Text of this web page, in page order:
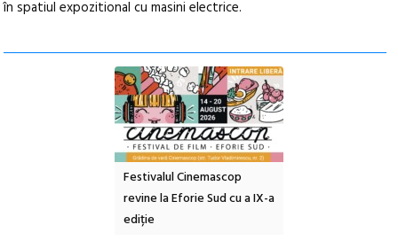
în spatiul expozitional cu masini electrice.
Festivalul Cinemascop
revine la Eforie Sud cu a IX-a
ediție